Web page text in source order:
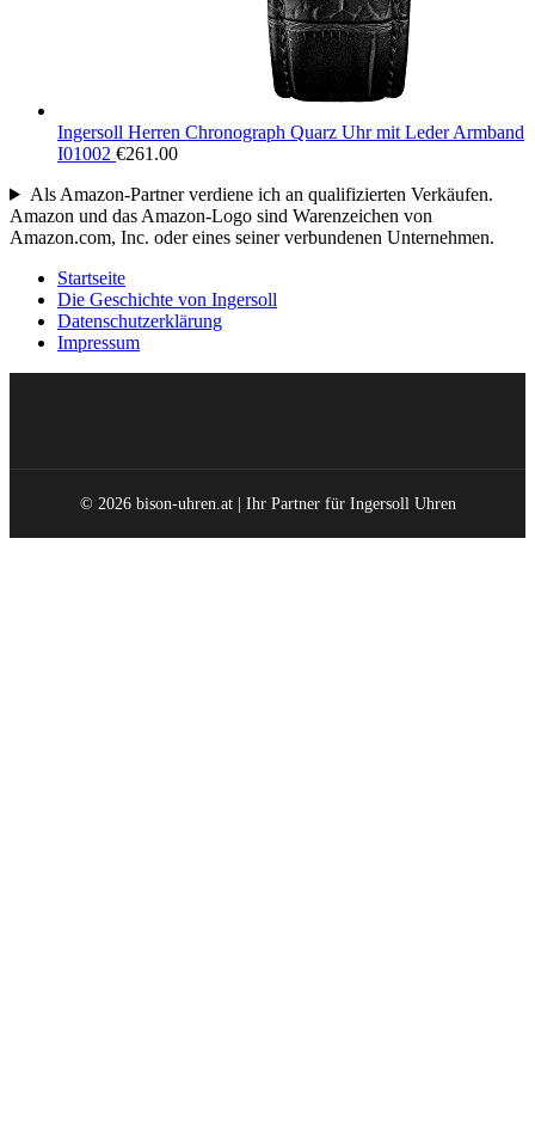
Ingersoll Herren Chronograph Quarz Uhr mit Leder Armband
I01002 €261.00
Als Amazon-Partner verdiene ich an qualifizierten Verkäufen.
Amazon und das Amazon-Logo sind Warenzeichen von
Amazon.com, Inc. oder eines seiner verbundenen Unternehmen.
Startseite
Die Geschichte von Ingersoll
Datenschutzerklärung
Impressum
© 2026 bison-uhren.at | Ihr Partner für Ingersoll Uhren